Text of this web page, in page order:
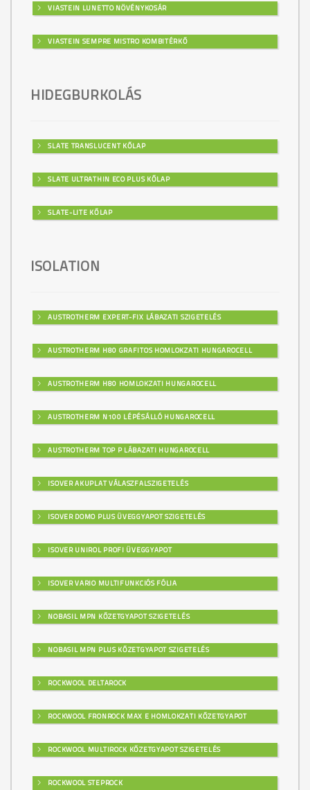
VIASTEIN LUNETTO NÖVÉNYKOSÁR
VIASTEIN SEMPRE MISTRO KOMBITÉRKŐ
HIDEGBURKOLÁS
SLATE TRANSLUCENT KŐLAP
SLATE ULTRATHIN ECO PLUS KŐLAP
SLATE-LITE KŐLAP
ISOLATION
AUSTROTHERM EXPERT-FIX LÁBAZATI SZIGETELÉS
AUSTROTHERM H80 GRAFITOS HOMLOKZATI HUNGAROCELL
AUSTROTHERM H80 HOMLOKZATI HUNGAROCELL
AUSTROTHERM N100 LÉPÉSÁLLÓ HUNGAROCELL
AUSTROTHERM TOP P LÁBAZATI HUNGAROCELL
ISOVER AKUPLAT VÁLASZFALSZIGETELÉS
ISOVER DOMO PLUS ÜVEGGYAPOT SZIGETELÉS
ISOVER UNIROL PROFI ÜVEGGYAPOT
ISOVER VARIO MULTIFUNKCIÓS FÓLIA
NOBASIL MPN KŐZETGYAPOT SZIGETELÉS
NOBASIL MPN PLUS KŐZETGYAPOT SZIGETELÉS
ROCKWOOL DELTAROCK
ROCKWOOL FRONROCK MAX E HOMLOKZATI KŐZETGYAPOT
ROCKWOOL MULTIROCK KŐZETGYAPOT SZIGETELÉS
ROCKWOOL STEPROCK